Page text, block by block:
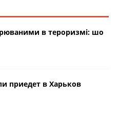
в тероризмі: шо
приедет в Харьков